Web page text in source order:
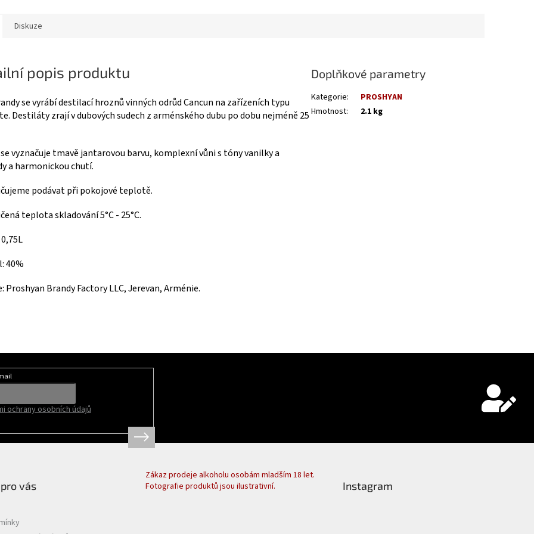
Diskuze
popis produktu
se vyrábí destilací hroznů vinných odrůd Cancun na zařízeních typu
Destiláty zrají v dubových sudech z arménského dubu po dobu nejméně 25
vyznačuje tmavě jantarovou barvu, komplexní vůni s tóny vanilky a
a harmonickou chutí.
podávat při pokojové teplotě.
teplota skladování 5°C - 25°C.
40%
Proshyan Brandy Factory LLC, Jerevan, Arménie.
Doplňkové parametry
Kategorie:
PROSHYAN
Hmotnost: 2.1 kg
ochrany osobních údajů
vás
Zákaz prodeje alkoholu osobám mladším 18 let.
Fotografie produktů jsou ilustrativní.
Instagram